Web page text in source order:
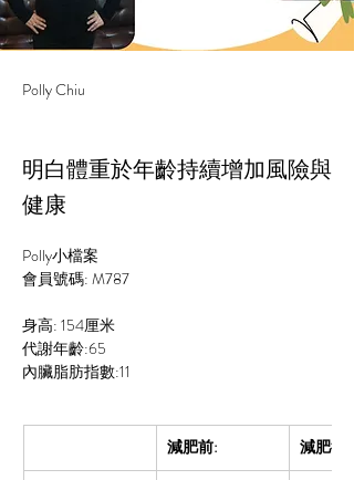
Polly Chiu
明白體重於年齡持續增加風險與
健康
Polly小檔案
會員號碼: M787
身高: 154厘米
代謝年齡:65
內臟脂肪指數:11
減肥前: 減肥後: